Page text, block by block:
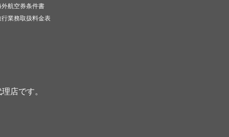
航空券条件書
業務取扱料金表
店です。